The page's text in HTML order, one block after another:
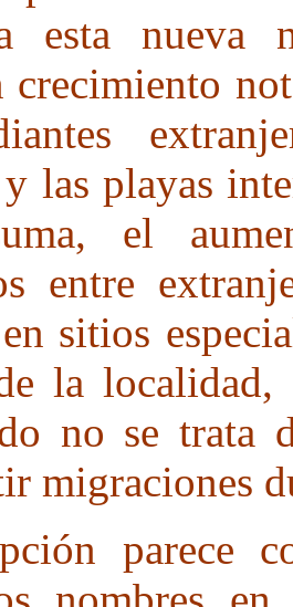
esta nueva
las playas
el
entre
sitios
la
no se trata
migraciones
parece